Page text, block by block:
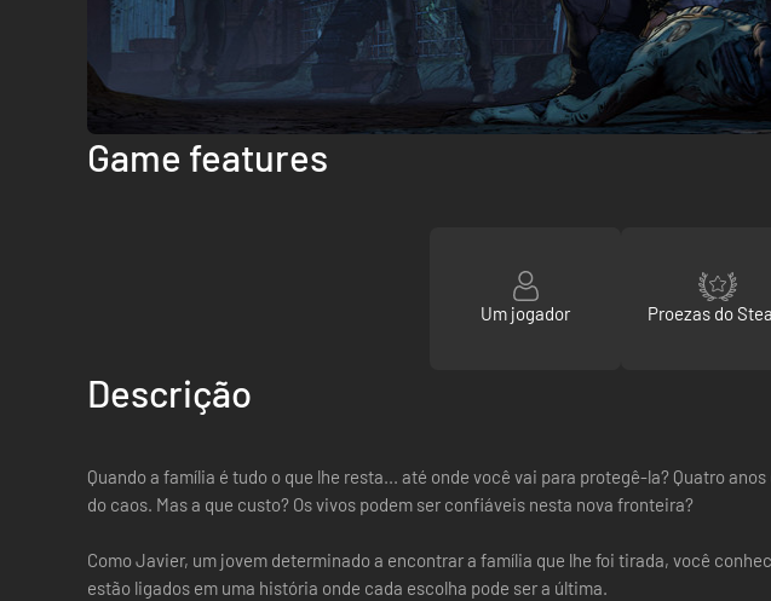
Game features
Um jogador Proezas do
Descrição
Quando a família é tudo o que lhe resta... até onde você vai para protegê-la? Quatro
do caos. Mas a que custo? Os vivos podem ser confiáveis nesta nova fronteira?
Como Javier, um jovem determinado a encontrar a família que lhe foi tirada, você
estão ligados em uma história onde cada escolha pode ser a última.